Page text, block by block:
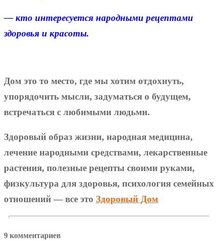
— кто интересуется народными рецептами
здоровья и красоты.
Дом это то место, где мы хотим отдохнуть,
упорядочить мысли, задуматься о будущем,
встречаться с любимыми людьми.
Здоровый образ жизни, народная медицина,
лечение народными средствами, лекарственные
растения, полезные рецепты своими руками,
физкультура для здоровья, психология семейных
отношений — все это Здоровый Дом
9 комментариев